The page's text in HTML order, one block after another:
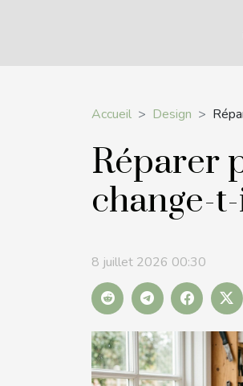
Accueil Design
Réparer
change-
8 juillet 2026 00:30